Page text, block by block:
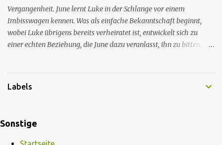
des versprochenen Scrabble-Spiels fragt June Fred nach der
Bedeutung des lat...
Vergangenheit. June lernt Luke in der Schlange vor einem
Imbisswagen kennen. Was als einfache Bekanntschaft beginnt,
wobei Luke übrigens bereits verheiratet ist, entwickelt sich zu
einer echten Beziehung, die June dazu veranlasst, ihn zu bitten,
aus dem Exil zurückgekehrt ist und nun die Magd Distephen ist.
wissen. June wirft dem Kommandanten vor, sie während des
Geschlechtsverkehrs unangemessen berührt zu haben, woraufhin
Labels
Sonstige